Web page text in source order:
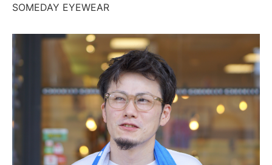
SOMEDAY EYEWEAR